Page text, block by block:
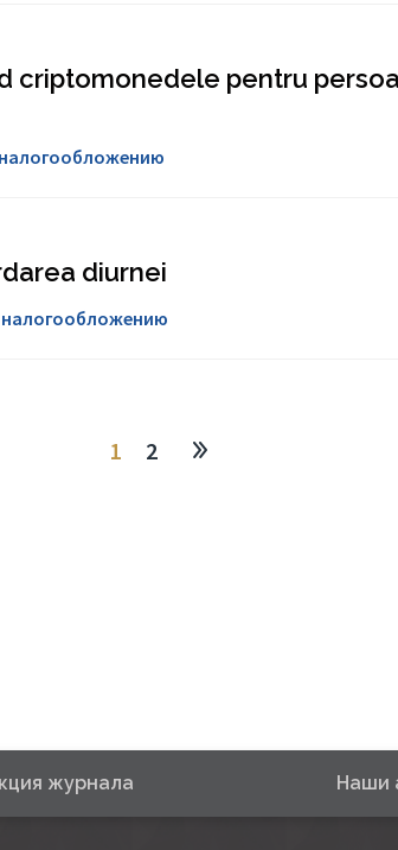
criptomonedele pentru
diurnei
налогообложению
1 2
журнала Наши